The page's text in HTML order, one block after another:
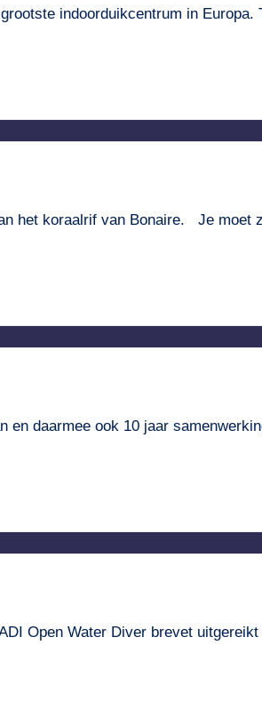
indoorduikcentrum in Europa.
het koraalrif van Bonaire. Je moet
daarmee ook 10 jaar
Open Water Diver brevet